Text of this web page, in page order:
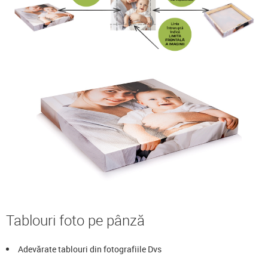
Tablouri foto pe pânză
Adevărate tablouri din fotografiile Dvs